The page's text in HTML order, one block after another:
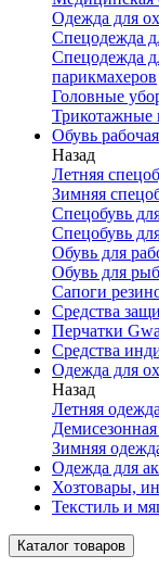
Одежда для
Спецодежда
Спецодежда
парикмахеров
Головные
Трикотажные
Обувь
Назад
Летняя
Зимняя
Спецобувь
Спецобувь
Обувь для
Обувь для
Сапоги
Средства
Перчатки
Средства
Одежда для
Назад
Летняя
Зимняя
Одежда для
Хозтовары,
Текстиль и
Каталог товаров